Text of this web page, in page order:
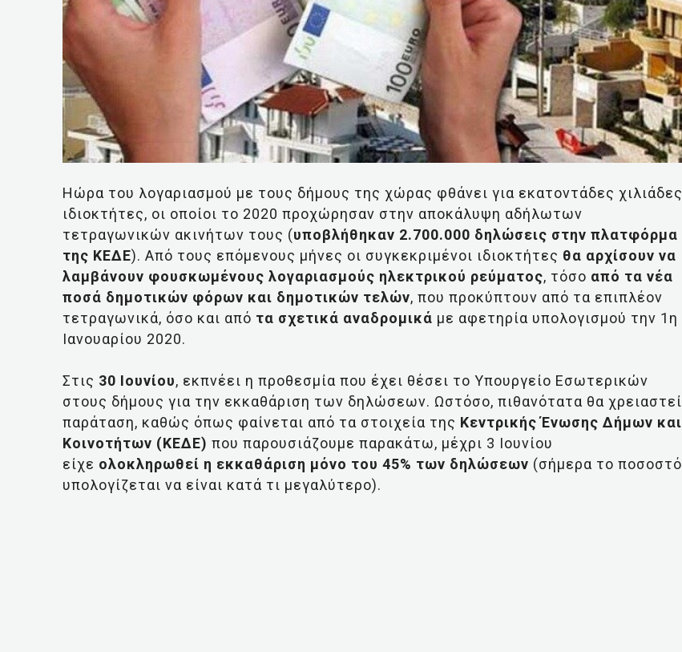
Ηώρα του λογαριασμού με τους δήμους της χώρας φθάνει για εκατοντάδες χιλιάδες
ιδιοκτήτες, οι οποίοι το 2020 προχώρησαν στην αποκάλυψη αδήλωτων
τετραγωνικών ακινήτων τους (υποβλήθηκαν 2.700.000 δηλώσεις στην πλατφόρμα
της ΚΕΔΕ). Από τους επόμενους μήνες οι συγκεκριμένοι ιδιοκτήτες θα αρχίσουν να
λαμβάνουν φουσκωμένους λογαριασμούς ηλεκτρικού ρεύματος, τόσο από τα νέα
ποσά δημοτικών φόρων και δημοτικών τελών, που προκύπτουν από τα επιπλέον
τετραγωνικά, όσο και από τα σχετικά αναδρομικά με αφετηρία υπολογισμού την 1η
Ιανουαρίου 2020.
Στις 30 Ιουνίου, εκπνέει η προθεσμία που έχει θέσει το Υπουργείο Εσωτερικών
στους δήμους για την εκκαθάριση των δηλώσεων. Ωστόσο, πιθανότατα θα χρειαστεί
παράταση, καθώς όπως φαίνεται από τα στοιχεία της Κεντρικής Ένωσης Δήμων και
Κοινοτήτων (ΚΕΔΕ) που παρουσιάζουμε παρακάτω, μέχρι 3 Ιουνίου
είχε ολοκληρωθεί η εκκαθάριση μόνο του 45% των δηλώσεων (σήμερα το ποσοστό
υπολογίζεται να είναι κατά τι μεγαλύτερο).